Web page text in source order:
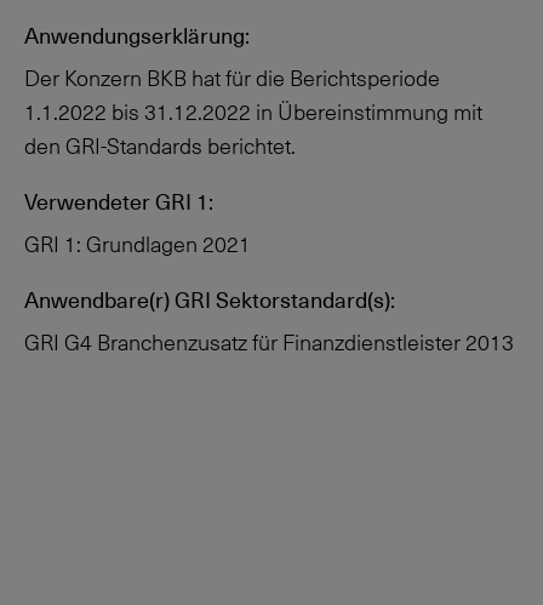
Anwendungserklärung:
Der Konzern BKB hat für die Berichtsperiode
1.1.2022 bis 31.12.2022 in Übereinstimmung mit
den GRI-Standards berichtet.
Verwendeter GRI 1:
GRI 1: Grundlagen 2021
Anwendbare(r) GRI Sektorstandard(s):
GRI G4 Branchenzusatz für Finanzdienstleister 2013